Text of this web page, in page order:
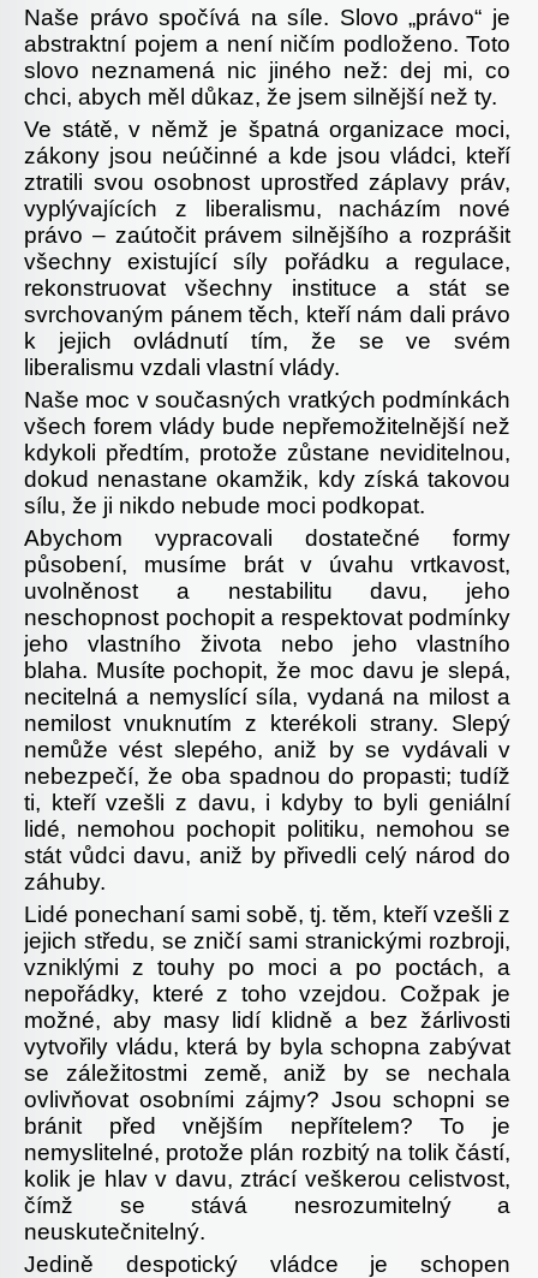
Naše právo spočívá na síle. Slovo „právo“ je
abstraktní pojem a není ničím podloženo. Toto
slovo neznamená nic jiného než: dej mi, co
chci, abych měl důkaz, že jsem silnější než ty.
Ve státě, v němž je špatná organizace moci,
zákony jsou neúčinné a kde jsou vládci, kteří
ztratili svou osobnost uprostřed záplavy práv,
vyplývajících z liberalismu, nacházím nové
právo – zaútočit právem silnějšího a rozprášit
všechny existující síly pořádku a regulace,
rekonstruovat všechny instituce a stát se
svrchovaným pánem těch, kteří nám dali právo
k jejich ovládnutí tím, že se ve svém
liberalismu vzdali vlastní vlády.
Naše moc v současných vratkých podmínkách
všech forem vlády bude nepřemožitelnější než
kdykoli předtím, protože zůstane neviditelnou,
dokud nenastane okamžik, kdy získá takovou
sílu, že ji nikdo nebude moci podkopat.
Abychom vypracovali dostatečné formy
působení, musíme brát v úvahu vrtkavost,
uvolněnost a nestabilitu davu, jeho
neschopnost pochopit a respektovat podmínky
jeho vlastního života nebo jeho vlastního
blaha. Musíte pochopit, že moc davu je slepá,
necitelná a nemyslící síla, vydaná na milost a
nemilost vnuknutím z kterékoli strany. Slepý
nemůže vést slepého, aniž by se vydávali v
nebezpečí, že oba spadnou do propasti; tudíž
ti, kteří vzešli z davu, i kdyby to byli geniální
lidé, nemohou pochopit politiku, nemohou se
stát vůdci davu, aniž by přivedli celý národ do
záhuby.
Lidé ponechaní sami sobě, tj. těm, kteří vzešli z
jejich středu, se zničí sami stranickými rozbroji,
vzniklými z touhy po moci a po poctách, a
nepořádky, které z toho vzejdou. Cožpak je
možné, aby masy lidí klidně a bez žárlivosti
vytvořily vládu, která by byla schopna zabývat
se záležitostmi země, aniž by se nechala
ovlivňovat osobními zájmy? Jsou schopni se
bránit před vnějším nepřítelem? To je
nemyslitelné, protože plán rozbitý na tolik částí,
kolik je hlav v davu, ztrácí veškerou celistvost,
čímž se stává nesrozumitelný a
neuskutečnitelný.
Jedině despotický vládce je schopen